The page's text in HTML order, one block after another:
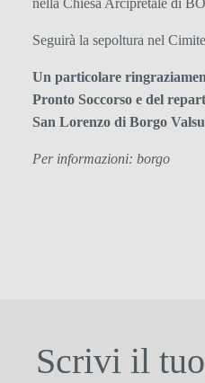
nella Chiesa Arcipretale di
Seguirà la sepoltura nel
Un particolare
Pronto Soccorso e del
San Lorenzo di Borgo
Per informazioni: borgo
Scrivi il